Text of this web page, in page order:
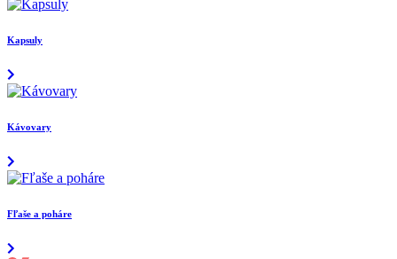
Kapsuly
Kávovary
Fľaše a poháre